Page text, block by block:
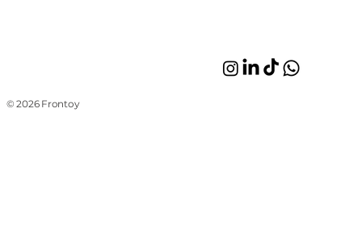
© 2026 Frontoy